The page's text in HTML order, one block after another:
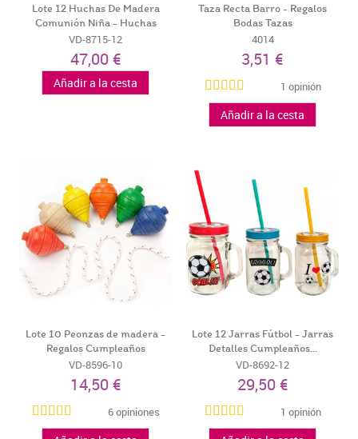
Lote 12 Huchas De Madera
Comunión Niña - Huchas
Comunión...
VD-8715-12
47,00 €
Añadir a la cesta
Taza Recta Barro - Regalos
Bodas Tazas
4014
3,51 €
1 opinión
Añadir a la cesta
Lote 10 Peonzas de madera -
Regalos Cumpleaños
Infantiles...
VD-8596-10
14,50 €
6 opiniones
Lote 12 Jarras Fútbol - Jarras
Detalles Cumpleaños...
VD-8692-12
29,50 €
1 opinión